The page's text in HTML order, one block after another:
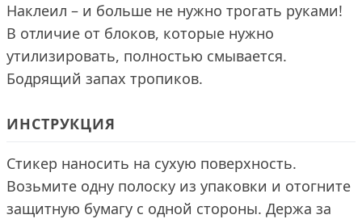
Наклеил – и больше не нужно трогать руками!
В отличие от блоков, которые нужно
утилизировать, полностью смывается.
Бодрящий запах тропиков.
ИНСТРУКЦИЯ
Стикер наносить на сухую поверхность.
Возьмите одну полоску из упаковки и отогните
защитную бумагу с одной стороны. Держа за